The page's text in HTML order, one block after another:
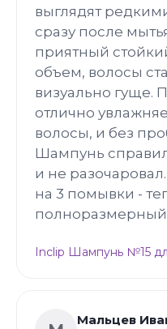
выглядят
сразу после
приятный
объем, волосы
визуально гуще.
отлично
волосы, и без
Шампунь
и не
на 3 помывки -
Inclip Шампунь №15
Мальцев